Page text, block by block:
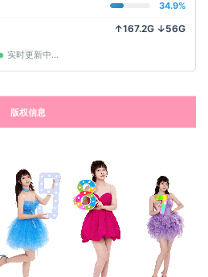
34.9%
↑167.2G ↓56G
实时更新中...
版权信息